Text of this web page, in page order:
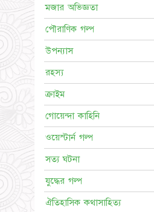
মজার অভিজ্ঞতা
পৌরাণিক গল্প
উপন্যাস
রহস্য
ক্রাইম
গোয়েন্দা কাহিনি
ওয়েস্টার্ন গল্প
সত্য ঘটনা
যুদ্ধের গল্প
ঐতিহাসিক কথাসাহিত্য